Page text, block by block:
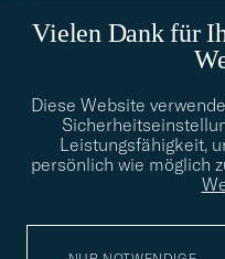
Pharrel Sheen High Gloss
XLXXLXXXL
SPORT
Vielen Dank für
Diese Website
Leistungsfähigkeit,
persönlich wie möglich